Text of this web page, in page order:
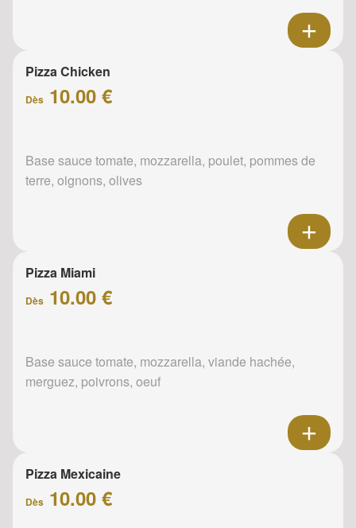
Pizza Chicken
Dès 10.00 €
Base sauce tomate, mozzarella, poulet, pommes de
terre, oignons, olives
Pizza Miami
Dès 10.00 €
Base sauce tomate, mozzarella, viande hachée,
merguez, poivrons, oeuf
Pizza Mexicaine
Dès 10.00 €